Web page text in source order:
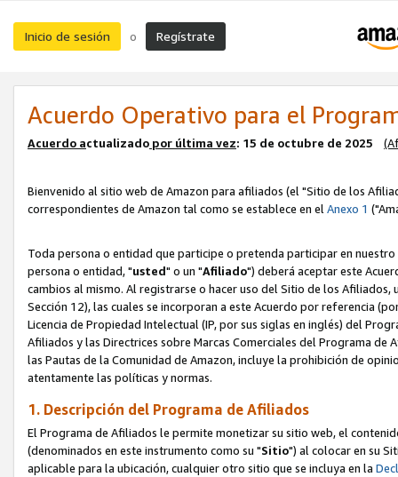
Inicio de sesión o Regístrate
Acuerdo Operativo para el
Acuerdo actualizado por última vez: 15 de octubre de 2025
Bienvenido al sitio web de Amazon para afiliados (el "Sitio de los
correspondientes de Amazon tal como se establece en elAnexo 1
Toda persona o entidad que participe o pretenda participar en
persona o entidad, "usted" o un "Afiliado") deberá aceptar este
cambios al mismo. Al registrarse o hacer uso del Sitio de los
Sección 12), las cuales se incorporan a este Acuerdo por referencia
Licencia de Propiedad Intelectual (IP, por sus siglas en inglés) del
Afiliados y las Directrices sobre Marcas Comerciales del Programa
las Pautas de la Comunidad de Amazon, incluye la prohibición de
atentamente las políticas y normas.
1. Descripción del Programa de Afiliados
El Programa de Afiliados le permite monetizar su sitio web, el
(denominados en este instrumento como su "Sitio") al colocar en su
aplicable para la ubicación, cualquier otro sitio que se incluya en la